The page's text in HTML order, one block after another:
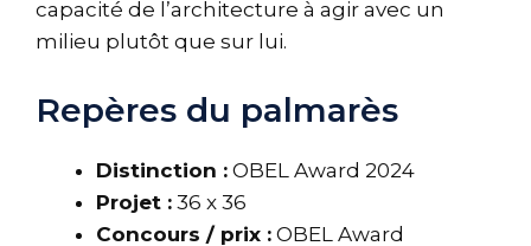
capacité de l’architecture à agir avec un
milieu plutôt que sur lui.
Repères du palmarès
Distinction : OBEL Award 2024
Projet : 36 x 36
Concours / prix : OBEL Award